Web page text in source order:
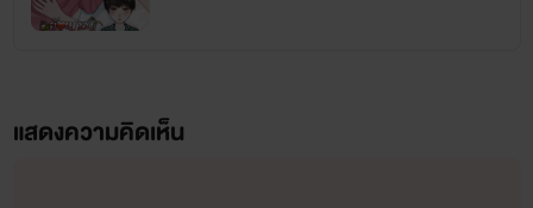
แสดงความคิดเห็น